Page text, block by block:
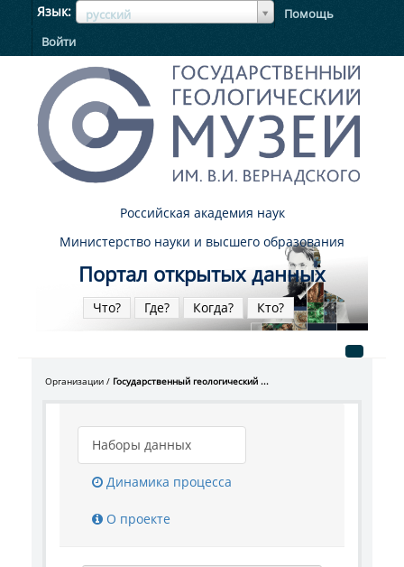
Язык русский
ЯзыкЯзык
Помощь
Войти
Российская академия наук
Министерство науки и высшего образования
Портал открытых данных
Что? Где? Когда? Кто?
Организации Государственный геологический ...
Наборы данных
Динамика процесса
О проекте